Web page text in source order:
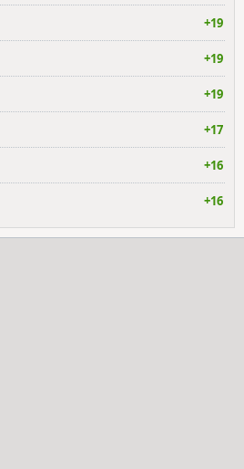
+19
+19
+19
+17
+16
+16